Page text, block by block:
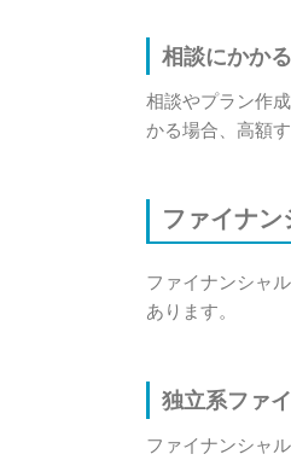
相談にかか
相談やプラン作
かる場合、高額
ファイナ
ファイナンシャ
あります。
独立系ファ
ファイナンシャ